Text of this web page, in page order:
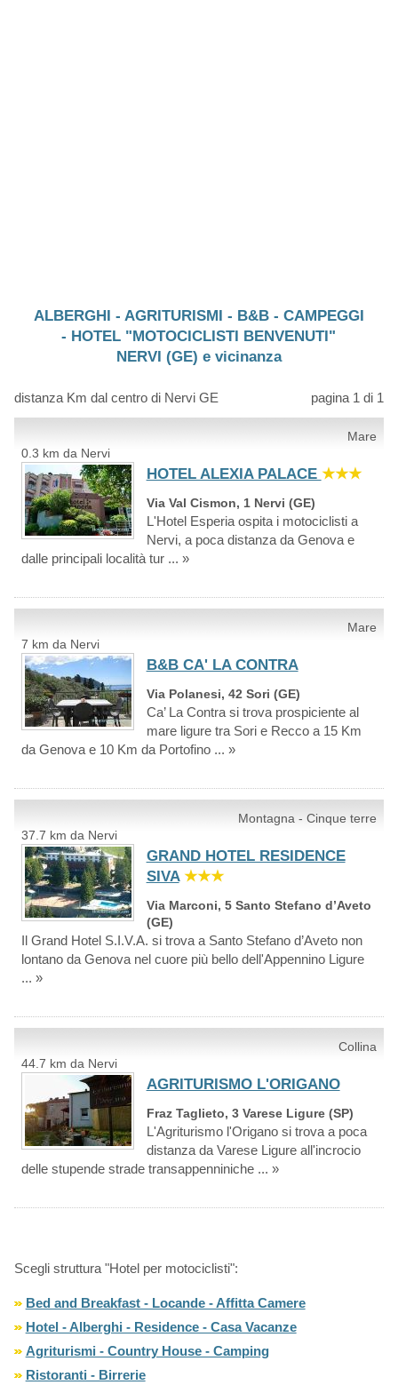
ALBERGHI - AGRITURISMI - B&B - CAMPEGGI
- HOTEL "MOTOCICLISTI BENVENUTI"
NERVI (GE) e vicinanza
distanza Km dal centro di Nervi GE pagina 1 di 1
Mare
0.3 km da Nervi
HOTEL ALEXIA PALACE ★★★
Via Val Cismon, 1 Nervi (GE)
L'Hotel Esperia ospita i motociclisti a
Nervi, a poca distanza da Genova e
dalle principali località tur ... »
Mare
7 km da Nervi
B&B CA' LA CONTRA
Via Polanesi, 42 Sori (GE)
Ca’ La Contra si trova prospiciente al
mare ligure tra Sori e Recco a 15 Km
da Genova e 10 Km da Portofino ... »
Montagna - Cinque terre
37.7 km da Nervi
GRAND HOTEL RESIDENCE
SIVA ★★★
Via Marconi, 5 Santo Stefano d’Aveto
(GE)
Il Grand Hotel S.I.V.A. si trova a Santo Stefano d’Aveto non
lontano da Genova nel cuore più bello dell'Appennino Ligure
... »
Collina
44.7 km da Nervi
AGRITURISMO L'ORIGANO
Fraz Taglieto, 3 Varese Ligure (SP)
L'Agriturismo l'Origano si trova a poca
distanza da Varese Ligure all'incrocio
delle stupende strade transappenniniche ... »
Scegli struttura "Hotel per motociclisti":
Bed and Breakfast - Locande - Affitta Camere
Hotel - Alberghi - Residence - Casa Vacanze
Agriturismi - Country House - Camping
Ristoranti - Birrerie